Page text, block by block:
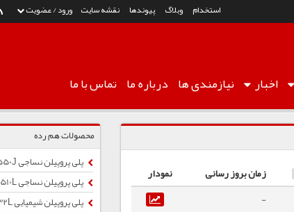
ورود / عضویت استخدام وبلاگ پیوندها نقشه سایت
اخبار نیازمندی ها درباره ما تماس با ما
زمان بروز رسانی
نمودار
-
محصولات هم رده
پلی پروپیلن نساجی ZH550J
پلی پروپیلن نساجی ZH510L
پلی پروپیلن شیمیایی ZB332L